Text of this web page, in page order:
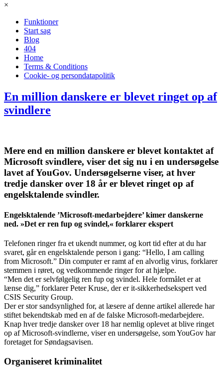
×
Funktioner
Start sag
Blog
404
Home
Terms & Conditions
Cookie- og persondatapolitik
En million danskere er blevet ringet op af
svindlere
Mere end en million danskere er blevet kontaktet af
Microsoft svindlere, viser det sig nu i en undersøgelse
lavet af YouGov. Undersøgelserne viser, at hver
tredje dansker over 18 år er blevet ringet op af
engelsktalende svindler.
Engelsktalende ’Microsoft-medarbejdere’ kimer danskerne
ned. »Det er ren fup og svindel,« forklarer ekspert
Telefonen ringer fra et ukendt nummer, og kort tid efter at du har
svaret, går en engelsktalende person i gang: “Hello, I am calling
from Microsoft.” Din computer er ramt af en alvorlig virus, forklarer
stemmen i røret, og vedkommende ringer for at hjælpe.
“Men det er selvfølgelig ren fup og svindel. Hele formålet er at
lænse dig,” forklarer Peter Kruse, der er it-sikkerhedsekspert ved
CSIS Security Group.
Der er stor sandsynlighed for, at læsere af denne artikel allerede har
stiftet bekendtskab med en af de falske Microsoft-medarbejdere.
Knap hver tredje dansker over 18 har nemlig oplevet at blive ringet
op af Microsoft-svindlerne, viser en undersøgelse, som YouGov har
foretaget for Søndagsavisen.
Organiseret kriminalitet